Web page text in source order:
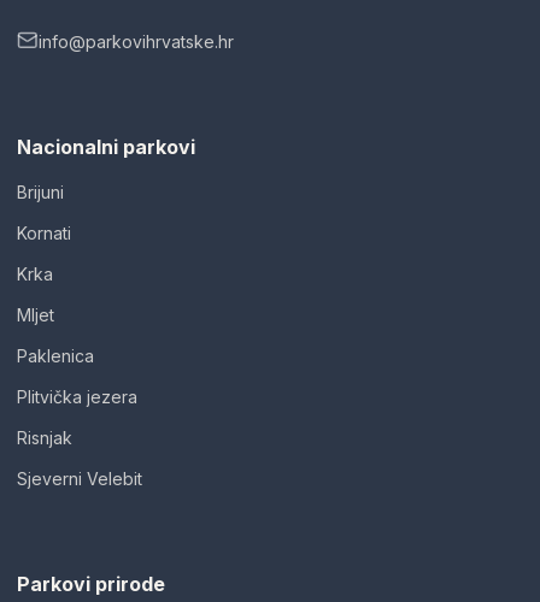
info@parkovihrvatske.hr
Nacionalni parkovi
Brijuni
Kornati
Krka
Mljet
Paklenica
Plitvička jezera
Risnjak
Sjeverni Velebit
Parkovi prirode